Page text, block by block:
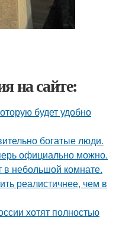
на сайте:
будет удобно
богатые люди.
официально можно.
в небольшой комнате.
реалистичнее, чем в
хотят полностью